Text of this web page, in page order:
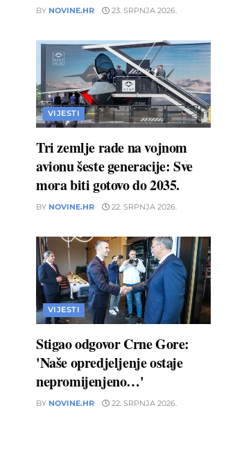
BY NOVINE.HR 23. SRPNJA 2026.
VIJESTI
Tri zemlje rade na vojnom
avionu šeste generacije: Sve
mora biti gotovo do 2035.
BY NOVINE.HR 22. SRPNJA 2026.
VIJESTI
Stigao odgovor Crne Gore:
'Naše opredjeljenje ostaje
nepromijenjeno…'
BY NOVINE.HR 22. SRPNJA 2026.